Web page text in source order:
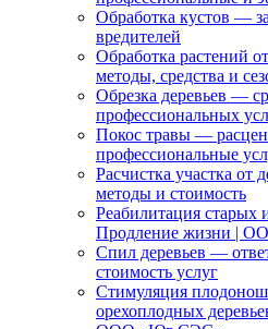
Обработка кустов —
вредителей
Обработка растений
методы, средства и
Обрезка деревьев —
профессиональных
Покос травы —
профессиональные
Расчистка участка от
методы и стоимость
Реабилитация старых
Продление жизни |
Спил деревьев —
стоимость услуг
Стимуляция
орехоплодных